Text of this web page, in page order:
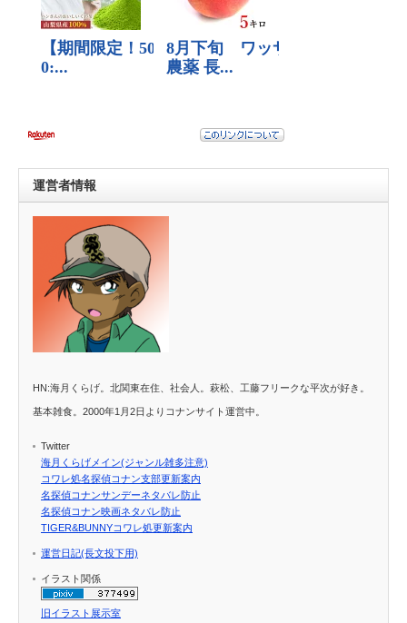
運営者情報
HN:海月くらげ。北関東在住、社会人。萩松、工藤フリークな平次が好き。
基本雑食。2000年1月2日よりコナンサイト運営中。
Twitter
海月くらげメイン(ジャンル雑多注意)
コワレ処名探偵コナン支部更新案内
名探偵コナンサンデーネタバレ防止
名探偵コナン映画ネタバレ防止
TIGER&BUNNYコワレ処更新案内
運営日記(長文投下用)
イラスト関係
旧イラスト展示室